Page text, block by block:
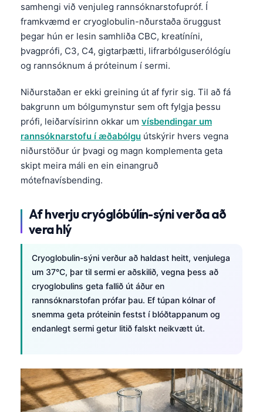
samhengi við venjuleg rannsóknarstofupróf. Í
framkvæmd er cryoglobulin-nðurstaða öruggust
þegar hún er lesin samhliða CBC, kreatíníni,
þvagprófi, C3, C4, gigtarþætti, lifrarbólguserólógíu
og rannsóknum á próteinum í sermi.
Niðurstaðan er ekki greining út af fyrir sig. Til að fá
bakgrunn um bólgumynstur sem oft fylgja þessu
prófi, leiðarvísirinn okkar um vísbendingar um
rannsóknarstofu í æðabólgu útskýrir hvers vegna
niðurstöður úr þvagi og magn komplementa geta
skipt meira máli en ein einangruð
mótefnavísbending.
Af hverju cryóglóbúlín-sýni verða að
vera hlý
Cryoglobulin-sýni verður að haldast heitt, venjulega
um 37°C, þar til sermi er aðskilið, vegna þess að
cryoglobulins geta fallið út áður en
rannsóknarstofan prófar þau. Ef túpan kólnar of
snemma geta próteinin festst í blóðtappanum og
endanlegt sermi getur litið falskt neikvætt út.